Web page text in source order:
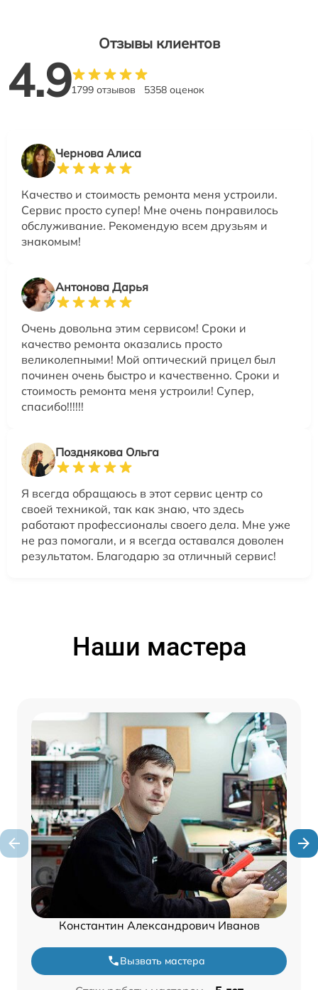
Отзывы клиентов
4.91799 отзывов 5358 оценок
Чернова Алиса
Качество и стоимость ремонта меня устроили.
Сервис просто супер! Мне очень понравилось
обслуживание. Рекомендую всем друзьям и
знакомым!
Антонова Дарья
Очень довольна этим сервисом! Сроки и
качество ремонта оказались просто
великолепными! Мой оптический прицел был
починен очень быстро и качественно. Сроки и
стоимость ремонта меня устроили! Супер,
спасибо!!!!!!
Позднякова Ольга
Я всегда обращаюсь в этот сервис центр со
своей техникой, так как знаю, что здесь
работают профессионалы своего дела. Мне уже
не раз помогали, и я всегда оставался доволен
результатом. Благодарю за отличный сервис!
Наши мастера
Константин Александрович Иванов
Вызвать мастера